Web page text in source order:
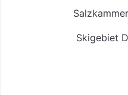
Skigebiet